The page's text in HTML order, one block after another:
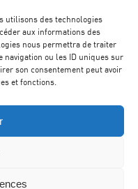
utilisons des technologies
aux informations des
nous permettra de traiter
navigation ou les ID uniques sur
son consentement peut avoir
et fonctions.